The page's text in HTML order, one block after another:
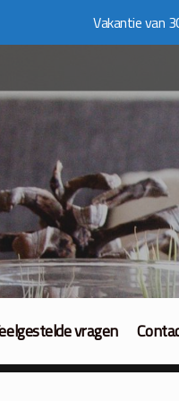
Vakantie van
vragen